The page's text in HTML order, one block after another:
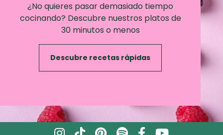
¿No quieres pasar demasiado tiempo
cocinando? Descubre nuestros platos de
30 minutos o menos
Descubre recetas rápidas